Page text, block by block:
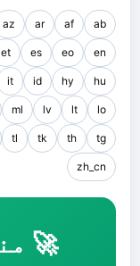
ab
af
ar
az
en
eo
es
et
hu
hy
id
it
lo
lt
lv
ml
tg
th
tk
tl
zh_cn